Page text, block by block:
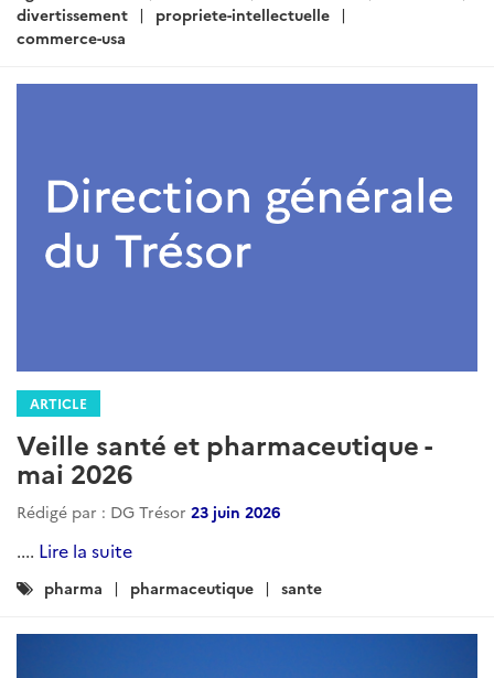
divertissement
propriete-intellectuelle
commerce-usa
ARTICLE
Veille santé et pharmaceutique -
mai 2026
Rédigé par : DG Trésor 23 juin 2026
.... Lire la suite
Catégories
pharma pharmaceutique sante